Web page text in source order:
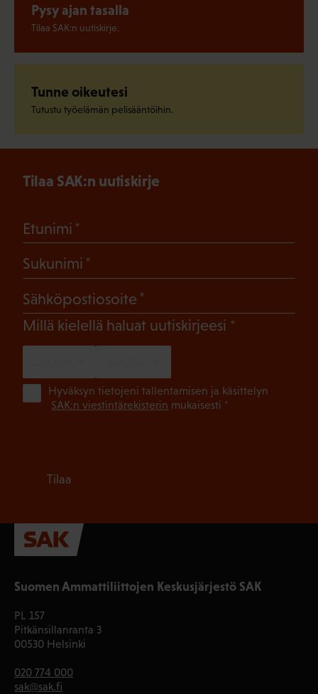
Pysy ajan tasalla
Tilaa SAK:n uutiskirje.
Tunne oikeutesi
Tutustu työelämän pelisääntöihin.
Suomen Ammattiliittojen Keskusjärjestö SAK
PL 157
Pitkänsillanranta 3
00530 Helsinki
020 774 000
sak@sak.fi
Tilaa SAK:n uutiskirje
Etunimi
Sukunimi
Sähköpostiosoite
Millä kielellä haluat uutiskirjeesi (Pakollinen)
Hyväksyn tietojeni tallentamisen ja käsittelyn
SAK:n viestintärekisterin mukaisesti *
Tilaa